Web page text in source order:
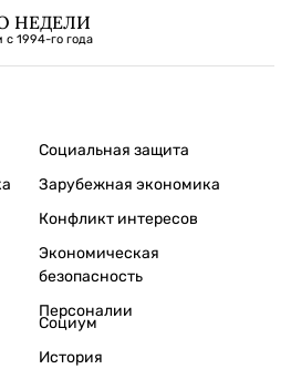
НЕДЕЛИ
с 1994-го года
Социальная защита
Зарубежная экономика
Конфликт интересов
Экономическая
безопасность
Персоналии
Социум
История